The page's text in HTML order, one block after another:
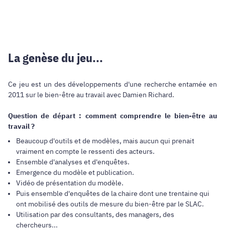
La genèse du jeu...
Ce jeu est un des développements d'une recherche entamée en
2011 sur le bien-être au travail avec Damien Richard.
Question de départ : comment comprendre le bien-être au
travail ?
Beaucoup d'outils et de modèles, mais aucun qui prenait
vraiment en compte le ressenti des acteurs.
Ensemble d'analyses et d'enquêtes.
Emergence du modèle et publication.
Vidéo de présentation du modèle.
Puis ensemble d'enquêtes de la chaire dont une trentaine qui
ont mobilisé des outils de mesure du bien-être par le SLAC.
Utilisation par des consultants, des managers, des
chercheurs...